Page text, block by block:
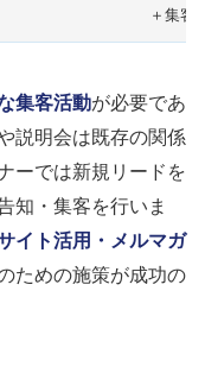
＋集客
集客活動が必要であ
説明会は既存の関係
ーでは新規リードを
知・集客を行いま
イト活用・メルマガ
ための施策が成功の